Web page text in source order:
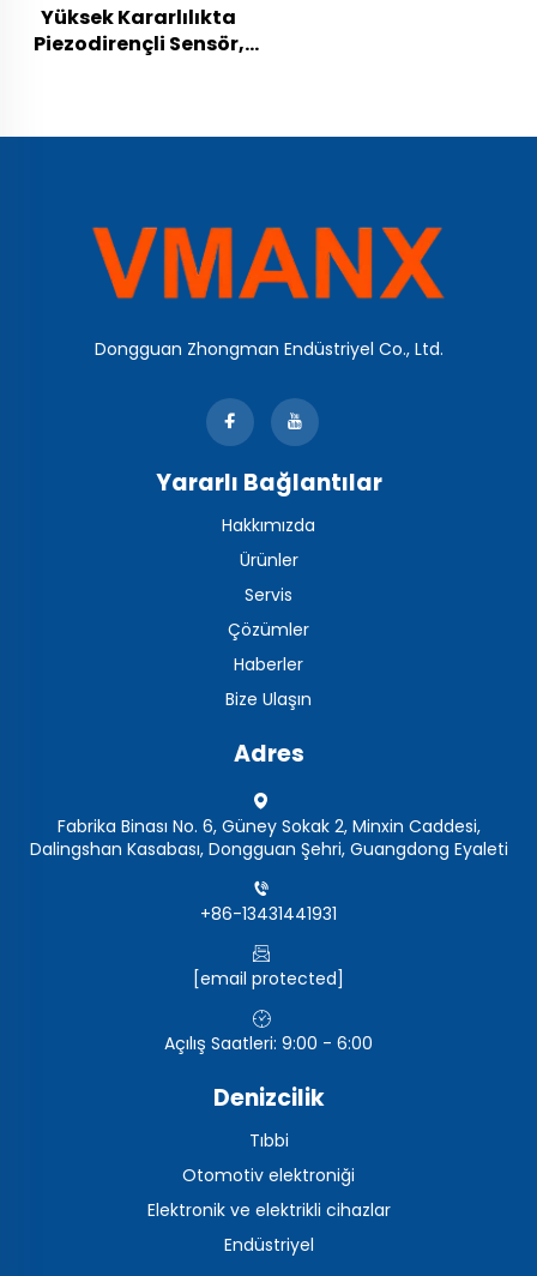
Yüksek Kararlılıkta
Piezodirençli Sensör,
Dongguan Zhongman Endüstriyel Co., Ltd.
Yararlı Bağlantılar
Hakkımızda
Ürünler
Servis
Çözümler
Haberler
Bize Ulaşın
Adres
Fabrika Binası No. 6, Güney Sokak 2, Minxin Caddesi,
Dalingshan Kasabası, Dongguan Şehri, Guangdong Eyaleti
+86-13431441931
[email protected]
Açılış Saatleri: 9:00 - 6:00
Denizcilik
Tıbbi
Otomotiv elektroniği
Elektronik ve elektrikli cihazlar
Endüstriyel